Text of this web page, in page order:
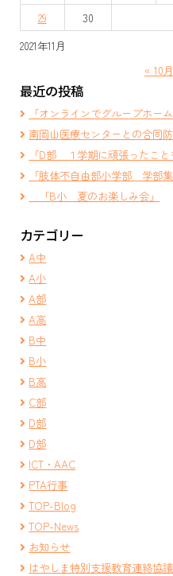
ン
2021年11月
29 30
« 10月
最近の投稿
「オンラインでグループホー
南岡山医療センターとの合同
「D部 １学期に頑張ったこと
「肢体不自由部小学部 学部集
「B小 夏のお楽しみ会」
カテゴリー
A中
A小
A部
A高
B中
B小
B高
C部
D部
D部
ICT・AAC
PTA行事
TOP-Blog
TOP-News
お知らせ
はやしま特別支援教育連絡協